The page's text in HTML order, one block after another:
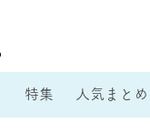
特集 人気まとめ